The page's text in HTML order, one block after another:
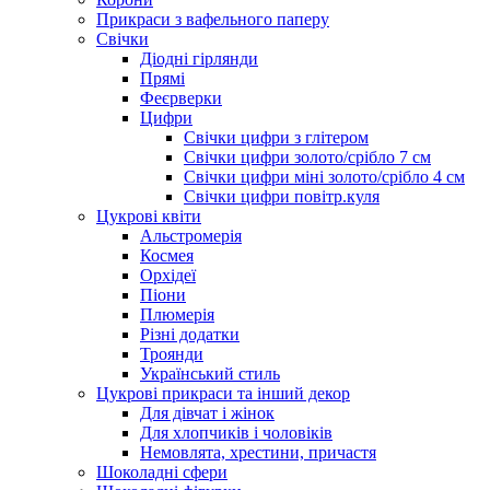
Прикраси з вафельного паперу
Свічки
Діодні гірлянди
Прямі
Феєрверки
Цифри
Свічки цифри з глітером
Свічки цифри золото/срібло 7 см
Свічки цифри міні золото/срібло 4 см
Свічки цифри повітр.куля
Цукрові квіти
Альстромерія
Космея
Орхідеї
Піони
Плюмерія
Різні додатки
Троянди
Український стиль
Цукрові прикраси та інший декор
Для дівчат і жінок
Для хлопчиків і чоловіків
Немовлята, хрестини, причастя
Шоколадні сфери